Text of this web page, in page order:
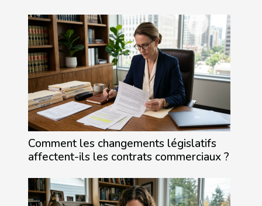
Comment les changements législatifs
affectent-ils les contrats commerciaux ?